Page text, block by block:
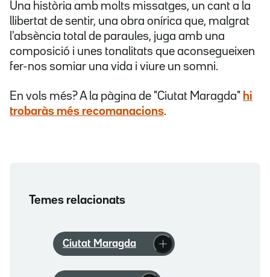
Una història amb molts missatges, un cant a la
llibertat de sentir, una obra onírica que, malgrat
l'absència total de paraules, juga amb una
composició i unes tonalitats que aconsegueixen
fer-nos somiar una vida i viure un somni.
En vols més? A la pàgina de "Ciutat Maragda" hi
trobaràs més recomanacions.
Temes relacionats
Ciutat Maragda